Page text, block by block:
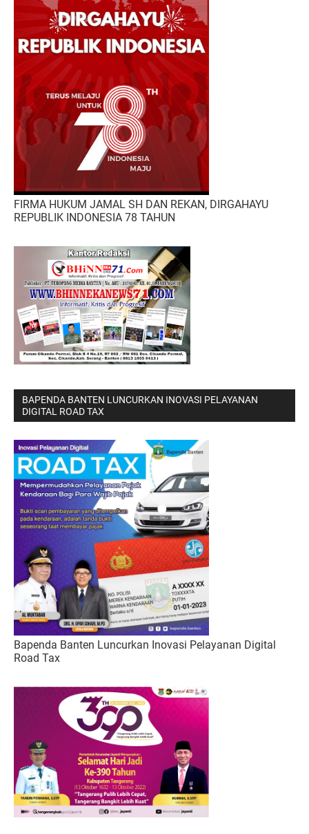
FIRMA HUKUM JAMAL SH DAN REKAN, DIRGAHAYU
REPUBLIK INDONESIA 78 TAHUN
BAPENDA BANTEN LUNCURKAN INOVASI PELAYANAN
DIGITAL ROAD TAX
Bapenda Banten Luncurkan Inovasi Pelayanan Digital
Road Tax